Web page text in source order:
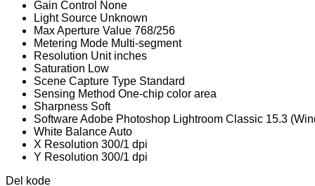
Gain Control None
Light Source Unknown
Max Aperture Value 768/256
Metering Mode Multi-segment
Resolution Unit inches
Saturation Low
Scene Capture Type Standard
Sensing Method One-chip color area
Sharpness Soft
SoftwareAdobe Photoshop Lightroom Classic 15.3
White BalanceAuto
X Resolution 300/1 dpi
Y Resolution 300/1 dpi
Del kode